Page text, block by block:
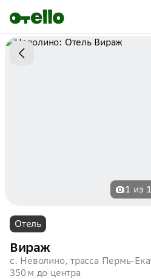
Промокоды на первую бронь
Забирайте выгоду
1 из
Отель
Вираж
с. Неволино, трасса Пермь-
350 м до центра